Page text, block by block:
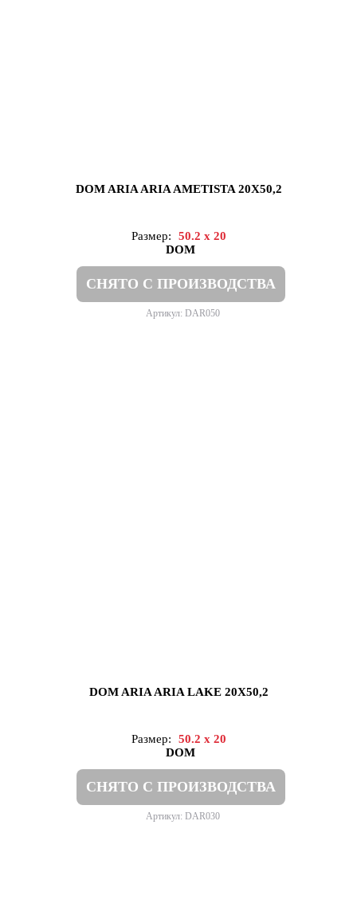
DOM ARIA ARIA AMETISTA 20X50,2
Размер:
50.2 x 20
DOM
СНЯТО С ПРОИЗВОДСТВА
Артикул: DAR050
DOM ARIA ARIA LAKE 20X50,2
Размер:
50.2 x 20
DOM
СНЯТО С ПРОИЗВОДСТВА
Артикул: DAR030